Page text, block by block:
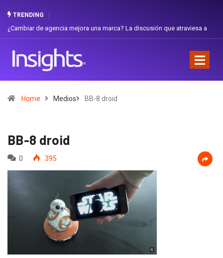
TRENDING
de agencia mejora una marca? La discusión que atraviesa a
Home Medios BB-8 droid
BB-8 droid
0 395